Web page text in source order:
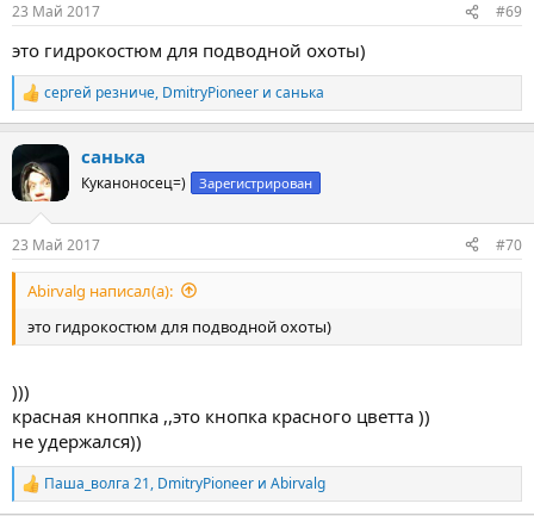
23 Май 2017 #69
это гидрокостюм для подводной охоты)
Р
е
ц
и
сергей резниче, DmitryPioneer и санька
санька
Куканоносец=) Зарегистрирован
23 Май 2017 #70
Abirvalg написал(а):
это гидрокостюм для подводной охоты)
)))
красная кноппка ,,это кнопка красного цветта ))
не удержался))
Р
е
Паша_волга 21, DmitryPioneer и Abirvalg